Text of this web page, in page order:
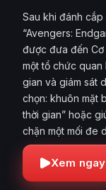
Sau khi đánh
“Avengers:
được đưa đến Cơ
một tổ chức
gian và giám sát
chọn: khuôn mặt
thời gian” hoặc
chặn một mối đe
Xem ngay